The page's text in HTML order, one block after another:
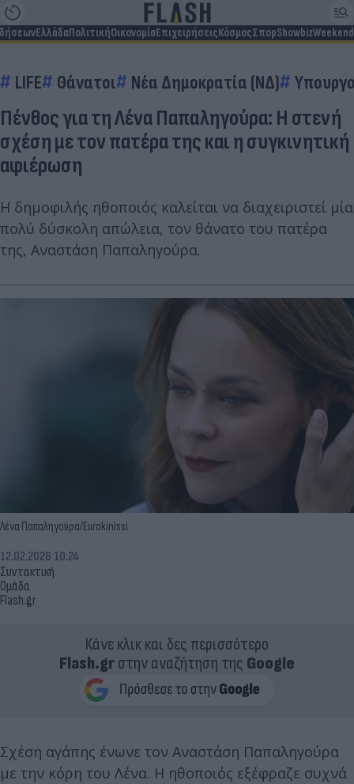
ΕλλάδαΠολιτικήΟικονομίαΕπιχειρήσειςΚόσμοςΣπορShowbizWeekend
LIFE Θάνατοι Νέα Δημοκρατία (ΝΔ)
Πένθος για τη Λένα Παπαληγούρα: Η στενή
σχέση με τον πατέρα της και η συγκινητική
αφιέρωση
Η δημοφιλής ηθοποιός καλείται να διαχειριστεί μία
πολύ δύσκολη απώλεια, τον θάνατο του πατέρα
της, Αναστάση Παπαληγούρα.
Λένα Παπαληγούρα/Eurokinissi
Συντακτική
Ομάδα
Flash.gr
12.02.2026 10:24
Κάνε κλικ και δες περισσότερο
Flash.grστην αναζήτηση της Google
Σχέση αγάπης ένωνε τον Αναστάση Παπαληγούρα
με την κόρη του Λένα. Η ηθοποιός εξέφραζε συχνά